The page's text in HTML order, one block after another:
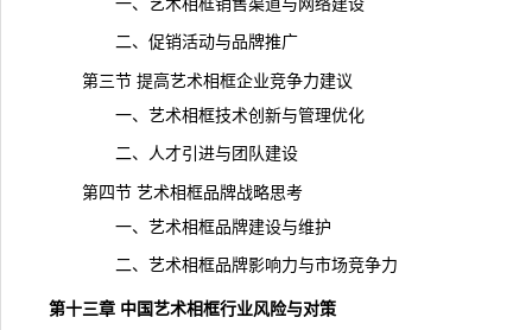
一、艺术相框销售渠道与网络建设
二、促销活动与品牌推广
第三节 提高艺术相框企业竞争力建议
一、艺术相框技术创新与管理优化
二、人才引进与团队建设
第四节 艺术相框品牌战略思考
一、艺术相框品牌建设与维护
二、艺术相框品牌影响力与市场竞争力
第十三章 中国艺术相框行业风险与对策